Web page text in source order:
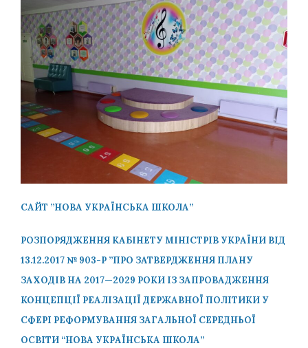
САЙТ ”НОВА УКРАЇНСЬКА ШКОЛА”
РОЗПОРЯДЖЕННЯ КАБІНЕТУ МІНІСТРІВ УКРАЇНИ ВІД
13.12.2017 № 903-P ”ПРО ЗАТВЕРДЖЕННЯ ПЛАНУ
ЗАХОДІВ НА 2017—2029 РОКИ ІЗ ЗАПРОВАДЖЕННЯ
КОНЦЕПЦІЇ РЕАЛІЗАЦІЇ ДЕРЖАВНОЇ ПОЛІТИКИ У
СФЕРІ РЕФОРМУВАННЯ ЗАГАЛЬНОЇ СЕРЕДНЬОЇ
ОСВІТИ “НОВА УКРАЇНСЬКА ШКОЛА”